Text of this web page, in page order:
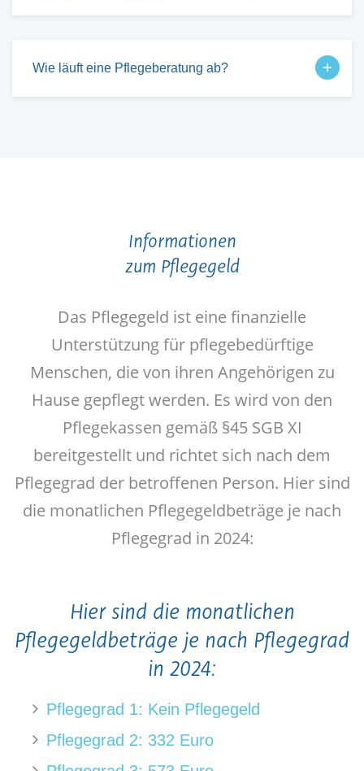
Wie läuft eine Pflegeberatung ab?
Informationen
zum Pflegegeld
Das Pflegegeld ist eine finanzielle
Unterstützung für pflegebedürftige
Menschen, die von ihren Angehörigen zu
Hause gepflegt werden. Es wird von den
Pflegekassen gemäß §45 SGB XI
bereitgestellt und richtet sich nach dem
Pflegegrad der betroffenen Person. Hier sind
die monatlichen Pflegegeldbeträge je nach
Pflegegrad in 2024:
Hier sind die monatlichen
Pflegegeldbeträge je nach Pflegegrad
in 2024:
Pflegegrad 1: Kein Pflegegeld
Pflegegrad 2: 332 Euro